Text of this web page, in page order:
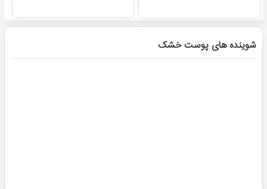
شوینده های پوست خشک